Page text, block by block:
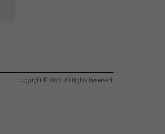
Copyright © 2026. All Rights Reserved.